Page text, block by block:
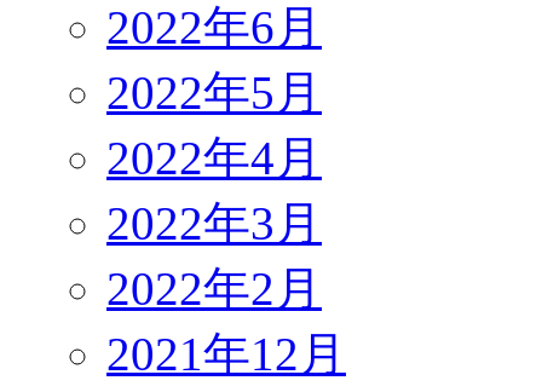
2022年6月
2022年5月
2022年4月
2022年3月
2022年2月
2021年12月